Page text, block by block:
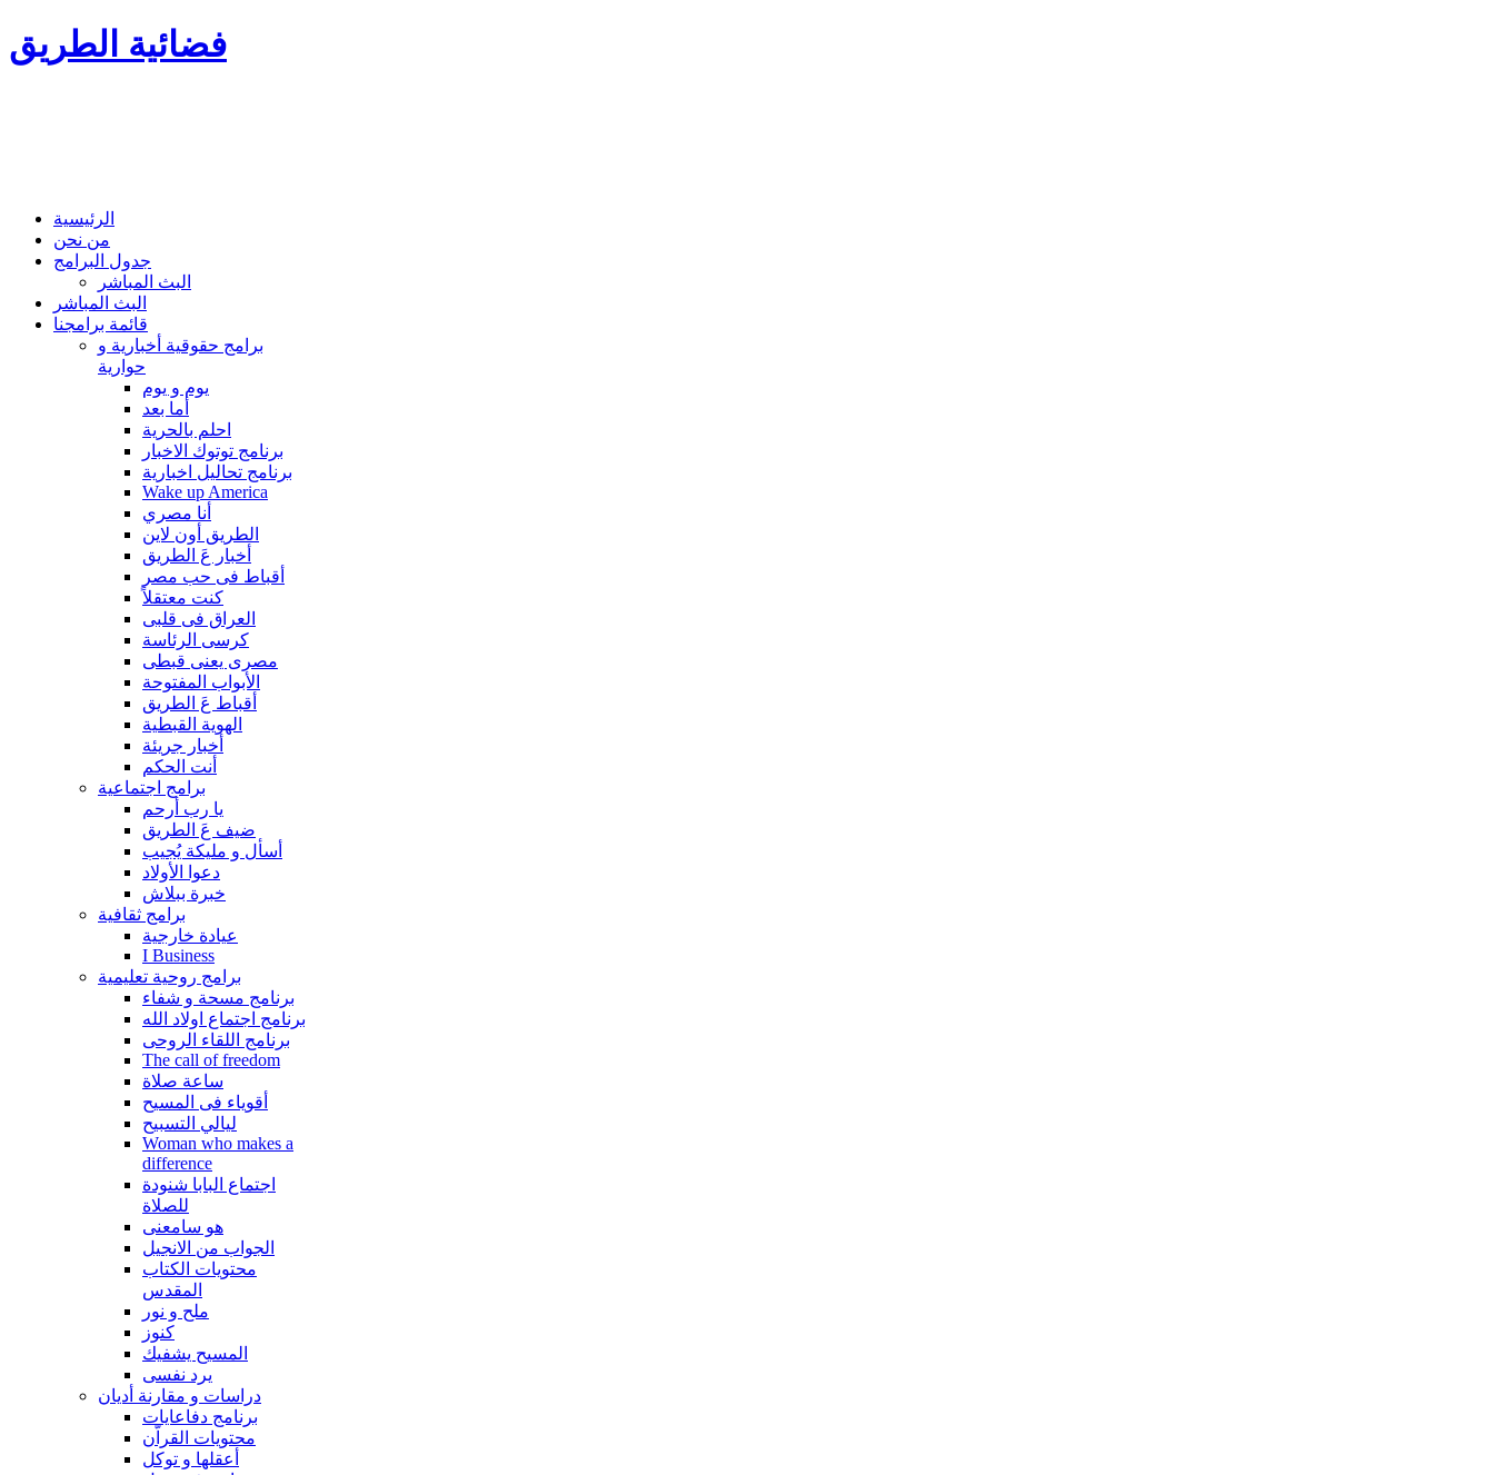
فضائية الطريق
الرئيسية
من نحن
جدول البرامج
البث المباشر
البث المباشر
قائمة برامجنا
برامج حقوقية أخبارية و
حوارية
يوم و يوم
أما بعد
احلم بالحرية
برنامج توتوك الاخبار
برنامج تحاليل اخبارية
Wake up America
أنا مصري
الطريق أون لاين
أخبار عَ الطريق
أقباط فى حب مصر
كنت معتقلاً
العراق فى قلبى
كرسى الرئاسة
مصرى يعنى قبطى
الأبواب المفتوحة
أقباط عَ الطريق
الهوية القبطية
أخبار جريئة
أنت الحكم
برامج اجتماعية
يا رب أرحم
ضيف عَ الطريق
أسأل و مليكة يُجيب
دعوا الأولاد
خبرة ببلاش
برامج ثقافية
عيادة خارجية
I Business
برامج روحية تعليمية
برنامج مسحة و شفاء
برنامج اجتماع اولاد الله
برنامج اللقاء الروحى
The call of freedom
ساعة صلاة
أقوياء فى المسيح
ليالي التسبيح
Woman who makes a
difference
اجتماع البابا شنودة
للصلاة
هو سامعنى
الجواب من الانجيل
محتويات الكتاب
المقدس
ملح و نور
كنوز
المسيح يشفيك
يرد نفسى
دراسات و مقارنة أديان
برنامج دفاعايات
محتويات القراّن
أعقلها و توكل